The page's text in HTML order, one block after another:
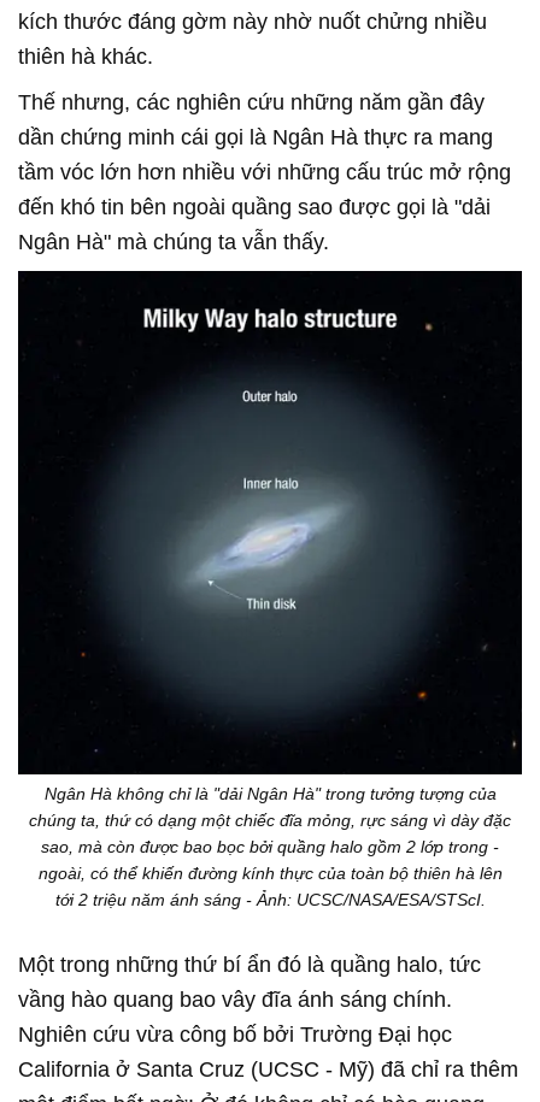
kích thước đáng gờm này nhờ nuốt chửng nhiều
thiên hà khác.
Thế nhưng, các nghiên cứu những năm gần đây
dần chứng minh cái gọi là Ngân Hà thực ra mang
tầm vóc lớn hơn nhiều với những cấu trúc mở rộng
đến khó tin bên ngoài quầng sao được gọi là "dải
Ngân Hà" mà chúng ta vẫn thấy.
Ngân Hà không chỉ là "dải Ngân Hà" trong tưởng tượng của
chúng ta, thứ có dạng một chiếc đĩa mỏng, rực sáng vì dày đặc
sao, mà còn được bao bọc bởi quầng halo gồm 2 lớp trong -
ngoài, có thể khiến đường kính thực của toàn bộ thiên hà lên
tới 2 triệu năm ánh sáng - Ảnh: UCSC/NASA/ESA/STScI.
Một trong những thứ bí ẩn đó là quầng halo, tức
vầng hào quang bao vây đĩa ánh sáng chính.
Nghiên cứu vừa công bố bởi Trường Đại học
California ở Santa Cruz (UCSC - Mỹ) đã chỉ ra thêm